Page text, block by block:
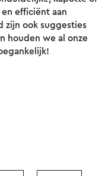
efficiënt aan
zijn ook suggesties
houden we al onze